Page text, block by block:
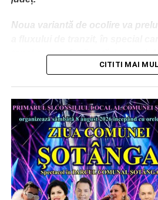
Noua variantă de ocolire va
tonaj care sufocă astăzi orașul.
aglomerația, va crește siguranța
Consiliului Județean Dâmbovița
Centura orașului Găești va măsura
bandă pe sens, cu lățimea de 3,50
fi realizat un pasaj modern, care va
ferată București – Pitești – Craiova
401A. Conectarea la DN7,
CITITI MAI